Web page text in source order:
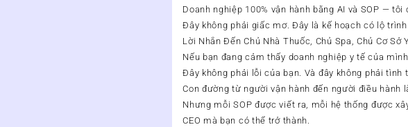
Doanh nghiệp 100% vận hành bằng AI và SOP —
Đây không phải giấc mơ. Đây là kế hoạch có lộ trình
Lời Nhắn Đến Chủ Nhà Thuốc, Chủ Spa, Chủ Cơ Sở
Nếu bạn đang cảm thấy doanh nghiệp y tế của
Đây không phải lỗi của bạn. Và đây không phải tình
Con đường từ người vận hành đến người điều hành
Nhưng mỗi SOP được viết ra, mỗi hệ thống được
CEO mà bạn có thể trở thành.